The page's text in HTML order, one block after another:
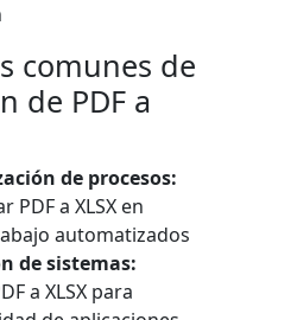
comunes de
de PDF a
de procesos:
a XLSX en
automatizados
de sistemas:
a XLSX para